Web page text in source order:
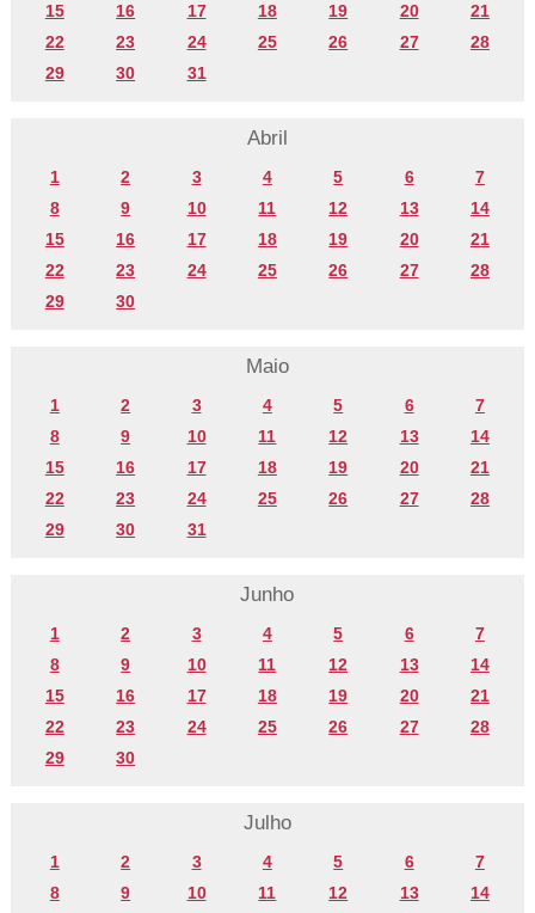
15
16 17 18 19 20
21
22
23 24 25 26 27
28
29
30 31
Abril
1 2 3 4 5 6
7
8
9 10 11 12 13
14
15
16 17 18 19 20
21
22
23 24 25 26 27
28
29
30
Maio
1 2 3 4 5 6
7
8
9 10 11 12 13
14
15
16 17 18 19 20
21
22
23 24 25 26 27
28
29
30 31
Junho
1 2 3 4 5 6
7
8
9 10 11 12 13
14
15
16 17 18 19 20
21
22
23 24 25 26 27
28
29
30
Julho
1 2 3 4 5 6
7
8
9 10 11 12 13
14